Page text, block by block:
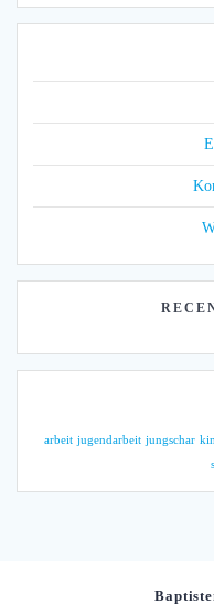
arbeit jugendarbeit jungschar